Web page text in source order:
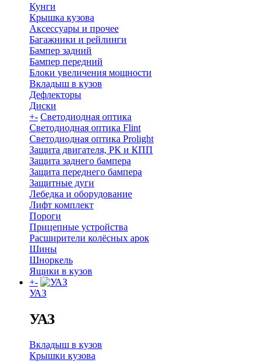
Кунги
Крышка кузова
Аксессуары и прочее
Багажники и рейлинги
Бампер задний
Бампер передний
Блоки увеличения мощности
Вкладыш в кузов
Дефлекторы
Диски
+- Светодиодная оптика
Светодиодная оптика Flint
Светодиодная оптика Prolight
Защита двигателя, РК и КПП
Защита заднего бампера
Защита переднего бампера
Защитные дуги
Лебедка и оборудование
Лифт комплект
Пороги
Прицепные устройства
Расширители колёсных арок
Шины
Шноркель
Ящики в кузов
+-
УАЗ
УАЗ
Вкладыш в кузов
Крышки кузова